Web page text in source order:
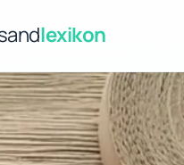
lexikon